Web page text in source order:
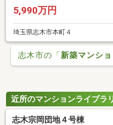
5,990万円
埼玉県志木市本町４
志木市の「新築マンシ
近所のマンションライブラ
志木宗岡団地４号棟